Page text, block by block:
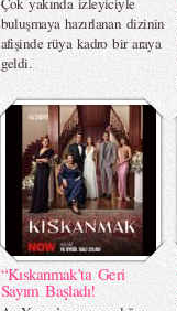
buluşmaya hazırlanan dizinin
afişinde rüya kadro bir araya
geldi.
“Kıskanmak’ta Geri
Sayım Başladı!